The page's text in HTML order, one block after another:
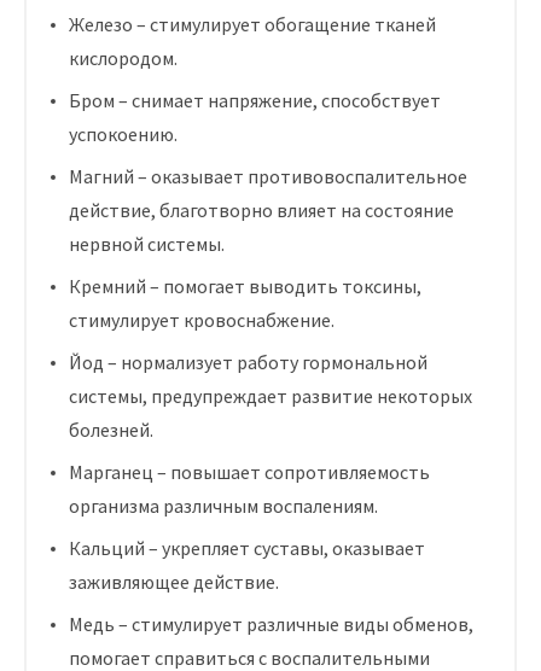
Железо – стимулирует обогащение тканей
кислородом.
Бром – снимает напряжение, способствует
успокоению.
Магний – оказывает противовоспалительное
действие, благотворно влияет на состояние
нервной системы.
Кремний – помогает выводить токсины,
стимулирует кровоснабжение.
Йод – нормализует работу гормональной
системы, предупреждает развитие некоторых
болезней.
Марганец – повышает сопротивляемость
организма различным воспалениям.
Кальций – укрепляет суставы, оказывает
заживляющее действие.
Медь – стимулирует различные виды обменов,
помогает справиться с воспалительными